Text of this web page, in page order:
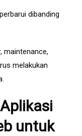
dibanding
maintenance,
melakukan
untuk